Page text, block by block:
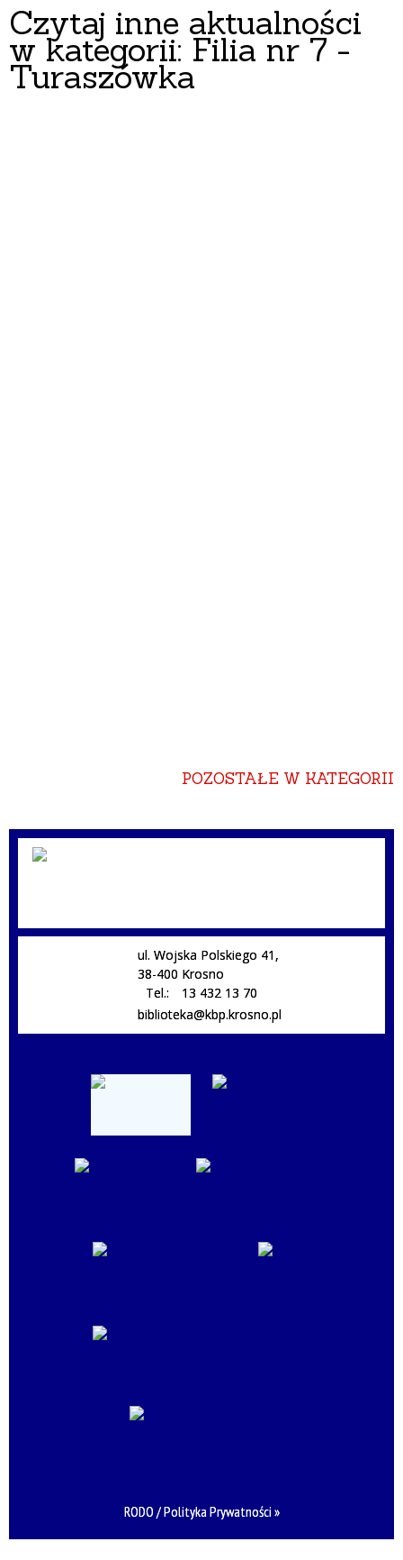
Czytaj inne aktualności
w kategorii: Filia nr 7 -
Turaszówka
POZOSTAŁE W KATEGORII
ul. Wojska Polskiego 41,
38-400 Krosno
Tel.:
13 432 13 70
biblioteka@kbp.krosno.pl
RODO / Polityka Prywatności »